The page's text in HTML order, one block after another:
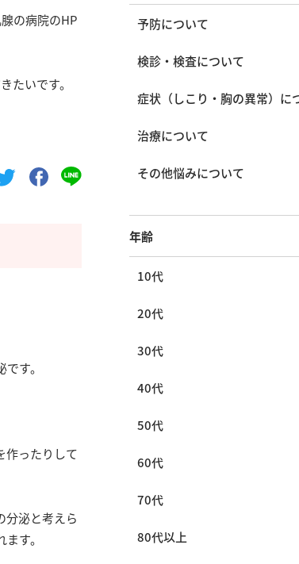
の病院のHP
たいです。
す。
作ったりして
分泌と考えら
す。
予防について
検診・検査について
症状（しこり・胸の異常）に
治療について
その他悩みについて
年齢
10代
20代
30代
40代
50代
60代
70代
80代以上